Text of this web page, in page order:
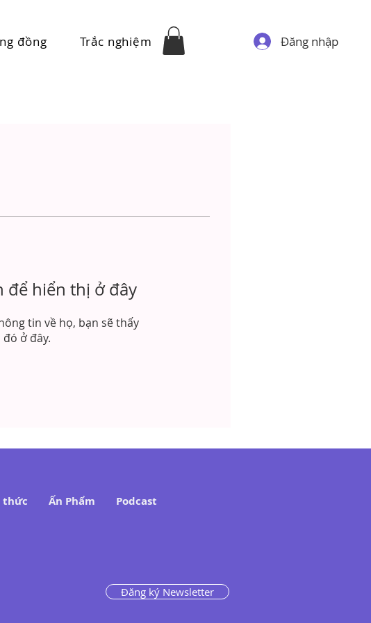
đồng Trắc nghiệm Đăng nhập
để hiển thị ở đây
tin về họ, bạn sẽ thấy
ở đây.
thức Ấn Phẩm Podcast
Đăng ký Newsletter